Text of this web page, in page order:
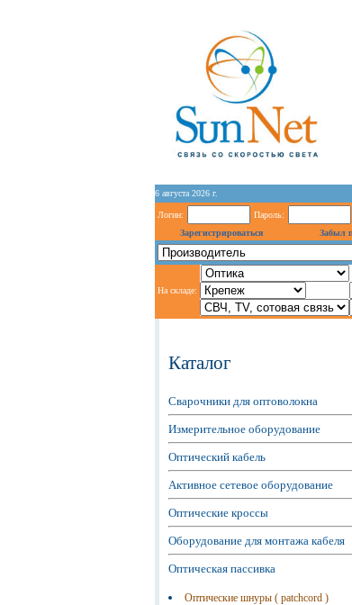
6 августа 2026 г.
Логин:
Пароль:
Зарегистрироваться
Забыл
На складе:
Каталог
Сварочники для оптоволокна
Измерительное оборудование
Оптический кабель
Активное сетевое оборудование
Оптические кроссы
Оборудование для монтажа кабеля
Оптическая пассивка
Оптические шнуры ( patchcord )